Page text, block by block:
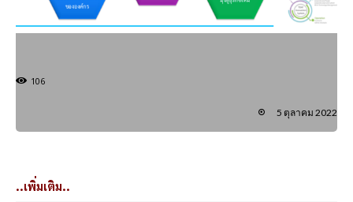
106
5 ตุลาคม 2022
..เพิ่มเติม..